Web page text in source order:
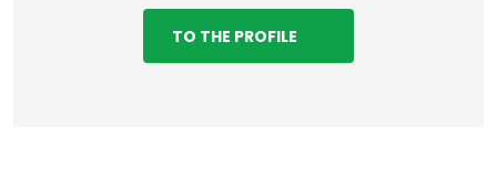
TO THE PROFILE